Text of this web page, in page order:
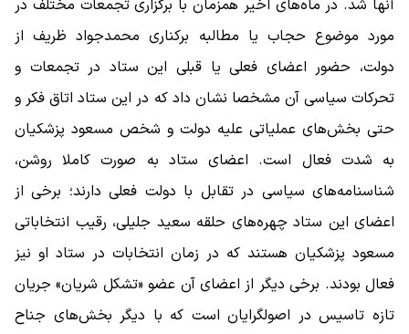
آنها شد. در ماه‌های اخیر همزمان با برگزاری تجمعات مختلف در
مورد موضوع حجاب یا مطالبه برکناری محمدجواد ظریف از
دولت، حضور اعضای فعلی یا قبلی این ستاد در تجمعات و
تحرکات سیاسی آن مشخصا نشان داد که در این ستاد اتاق فکر و
حتی بخش‌های عملیاتی علیه دولت و شخص مسعود پزشکیان
به ‌شدت فعال است. اعضای ستاد به صورت کاملا روشن،
شناسنامه‌های سیاسی در تقابل با دولت فعلی دارند؛ برخی از
اعضای این ستاد چهره‌های حلقه سعید جلیلی، رقیب انتخاباتی
مسعود پزشکیان هستند که در زمان انتخابات در ستاد او نیز
فعال بودند. برخی دیگر از اعضای آن عضو «تشکل شریان» جریان
تازه تاسیس در اصولگرایان است که با دیگر بخش‌های جناح